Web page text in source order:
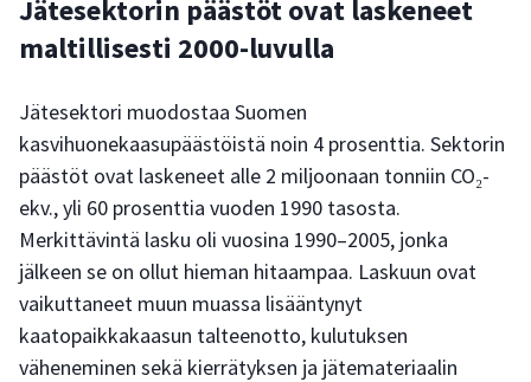
Jätesektorin päästöt ovat laskeneet
maltillisesti 2000-luvulla
Jätesektori muodostaa Suomen
kasvihuonekaasupäästöistä noin 4 prosenttia. Sektorin
päästöt ovat laskeneet alle 2 miljoonaan tonniin CO₂-
ekv., yli 60 prosenttia vuoden 1990 tasosta.
Merkittävintä lasku oli vuosina 1990–2005, jonka
jälkeen se on ollut hieman hitaampaa. Laskuun ovat
vaikuttaneet muun muassa lisääntynyt
kaatopaikkakaasun talteenotto, kulutuksen
väheneminen sekä kierrätyksen ja jätemateriaalin